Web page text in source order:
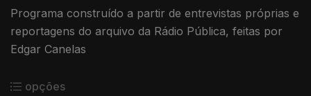
Programa construído a partir de entrevistas próprias e
reportagens do arquivo da Rádio Pública, feitas por
Edgar Canelas
opções